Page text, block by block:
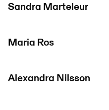
Sandra Marteleur
Maria Ros
Alexandra Nilsson